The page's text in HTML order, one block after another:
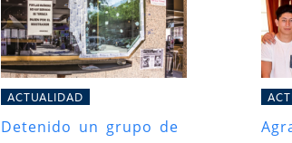
ACTUALIDAD
Detenido un grupo de